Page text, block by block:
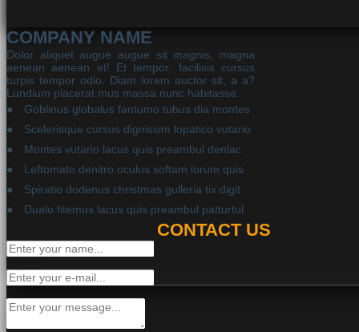
COMPANY NAME
Dolor aliquet augue augue sit magnis, magna
aenean aenean et! Et tempor, facilisis cursus
turpis tempor odio. Diam lorem auctor sit, a a?
Lundium placerat mus massa nunc habitasse.
Goblinus globalus fantumo tubus dia montes
Scelerisque cursus dignissim lopatico vutario
Montes vutario lacus quis preambul denlac
Leftomato denitro oculus softam lorum quis
Spiratio dodenus christmas gulleria tix digit
Dualo fitemus lacus quis preambul patturtul
CONTACT US